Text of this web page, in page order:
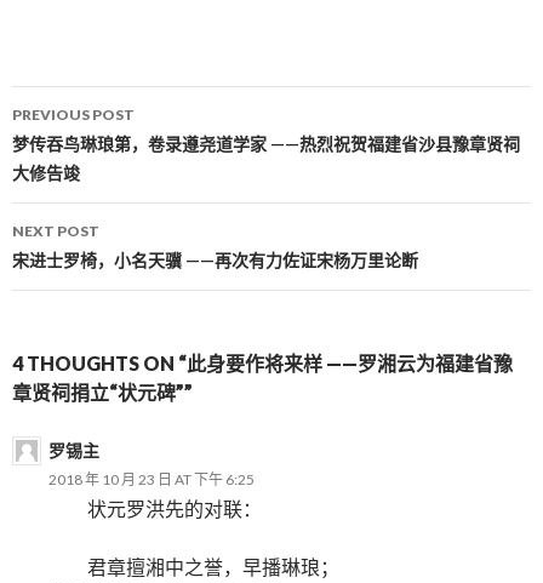
Post navigation
PREVIOUS POST
梦传吞鸟琳琅第，卷录遵尧道学家 ——热烈祝贺福建省沙县豫章贤祠
大修告竣
NEXT POST
宋进士罗椅，小名天骥 ——再次有力佐证宋杨万里论断
4 THOUGHTS ON “此身要作将来样 ——罗湘云为福建省豫
章贤祠捐立“状元碑””
罗锡主
2018 年 10 月 23 日 AT 下午 6:25
状元罗洪先的对联：
君章擅湘中之誉，早播琳琅；